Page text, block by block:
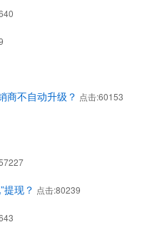
商不自动升级？ 点击:60153
提现？ 点击:80239